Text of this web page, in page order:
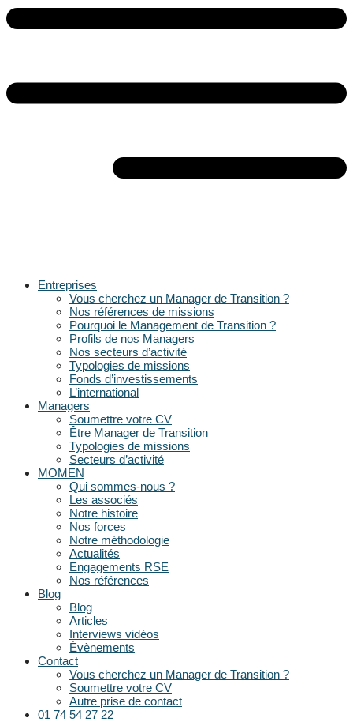
Entreprises
Vous cherchez un Manager de Transition ?
Nos références de missions
Pourquoi le Management de Transition ?
Profils de nos Managers
Nos secteurs d’activité
Typologies de missions
Fonds d’investissements
L’international
Managers
Soumettre votre CV
Être Manager de Transition
Typologies de missions
Secteurs d’activité
MOMEN
Qui sommes-nous ?
Les associés
Notre histoire
Nos forces
Notre méthodologie
Actualités
Engagements RSE
Nos références
Blog
Blog
Articles
Interviews vidéos
Évènements
Contact
Vous cherchez un Manager de Transition ?
Soumettre votre CV
Autre prise de contact
01 74 54 27 22